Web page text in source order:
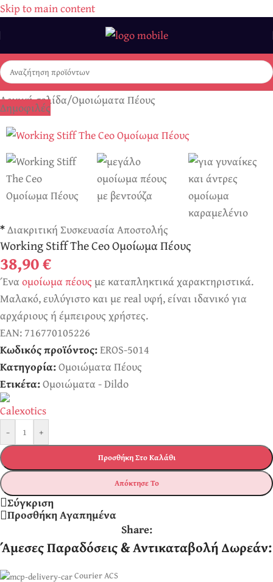
Skip to main content
Αρχική σελίδα/Ομοιώματα Πέους
Δημοφιλές
*Διακριτική Συσκευασία Αποστολής
Working Stiff The Ceo Ομοίωμα Πέους
38,90€
Έναομοίωμα πέουςμε καταπληκτικά χαρακτηριστικά.
Μαλακό, ευλύγιστο και με real υφή, είναι ιδανικό για
αρχάριους ή έμπειρους χρήστες.
EAN:716770105226
Κωδικός προϊόντος:EROS-5014
Κατηγορία:Ομοιώματα Πέους
Ετικέτα:Ομοιώματα - Dildo
- +
Προσθήκη Στο Καλάθι
Απόκτησε Το
Σύγκριση
Προσθήκη Αγαπημένα
Share:
Άμεσες Παραδόσεις & Αντικαταβολή Δωρεάν:
Courier ACS